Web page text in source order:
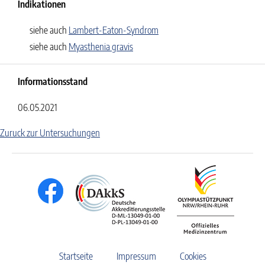
Indikationen
siehe auch Lambert-Eaton-Syndrom
siehe auch Myasthenia gravis
Informationsstand
06.05.2021
Zuruck zur Untersuchungen
Startseite Impressum Cookies